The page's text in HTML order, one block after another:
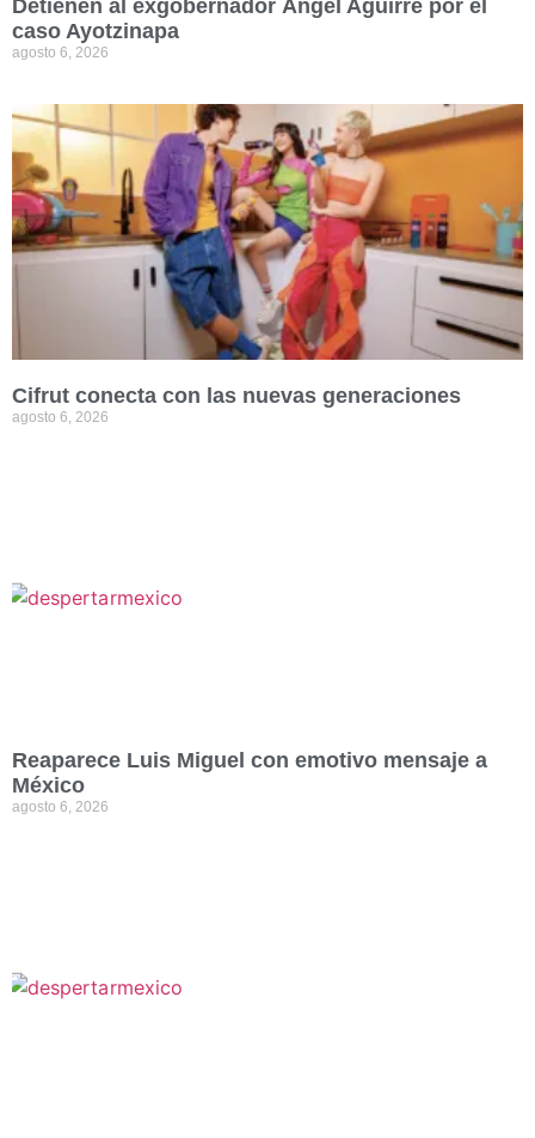
Detienen al exgobernador Ángel Aguirre por el
caso Ayotzinapa
agosto 6, 2026
Cifrut conecta con las nuevas generaciones
agosto 6, 2026
Reaparece Luis Miguel con emotivo mensaje a
México
agosto 6, 2026